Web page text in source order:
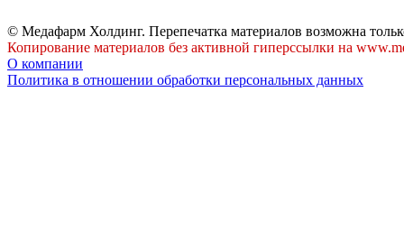
© Медафарм Холдинг. Перепечатка материалов возможна
Копирование материалов без активной гиперссылки на
О компании
Политика в отношении обработки персональных данных